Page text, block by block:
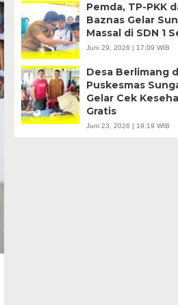
Pemda, TP-PKK
Baznas Gelar
Massal di SDN 1
Juni 29, 2026 | 17:09 WIB
Desa Berlimang
Puskesmas
Gelar Cek
Gratis
Juni 23, 2026 | 19:19 WIB